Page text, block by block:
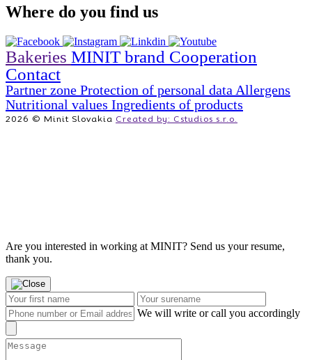
Where do you find us
Bakeries MINIT brand Cooperation
Contact
Partner zone Protection of personal data Allergens
Nutritional values Ingredients of products
2026 © Minit Slovakia Created by: Cstudios s.r.o.
Are you interested in working at MINIT? Send us your resume,
thank you.
We will write or call you accordingly